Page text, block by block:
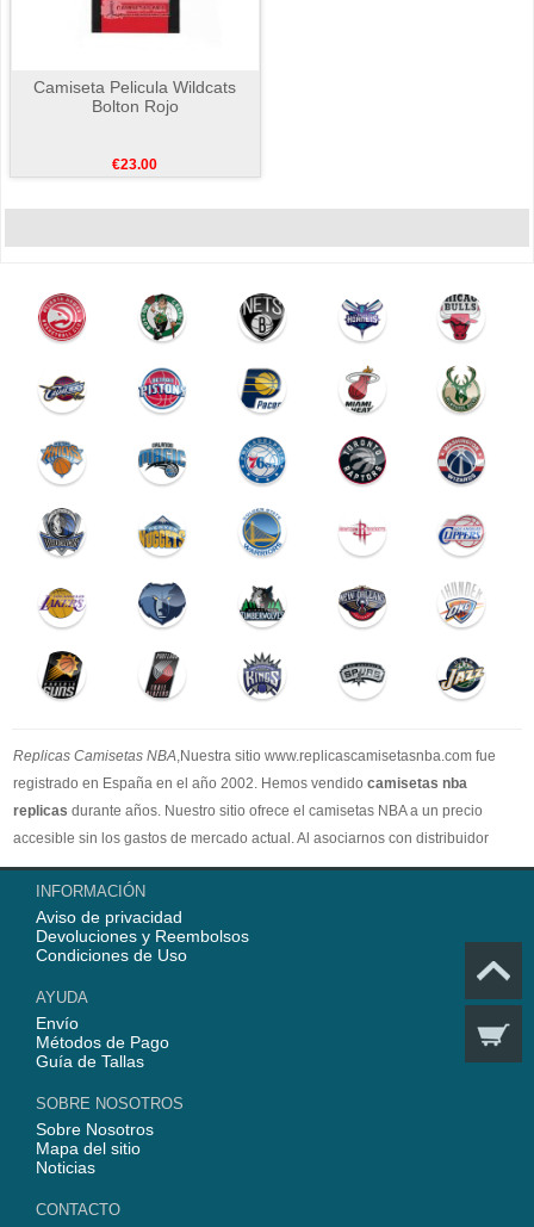
Camiseta Pelicula Wildcats
Bolton Rojo
€23.00
Replicas Camisetas NBA,Nuestra sitio www.replicascamisetasnba.com fue
registrado en España en el año 2002. Hemos vendido camisetas nba
replicas durante años. Nuestro sitio ofrece el camisetas NBA a un precio
accesible sin los gastos de mercado actual. Al asociarnos con distribuidor
oficial de camisetas NBA, garantizamos que todos nuestros artículos son
100% auténticos con embalaje original. Estamos dedicados a proporcionar la
mejor calidad camisetas nba a nuestros clientes ahora. En 2025,
www.replicascamisetasnba.com ofrecerá nuestro mejor servicio para que Ud.
INFORMACIÓN
Aviso de privacidad
Devoluciones y Reembolsos
Condiciones de Uso
AYUDA
Envío
Métodos de Pago
Guía de Tallas
SOBRE NOSOTROS
Sobre Nosotros
Mapa del sitio
Noticias
CONTACTO